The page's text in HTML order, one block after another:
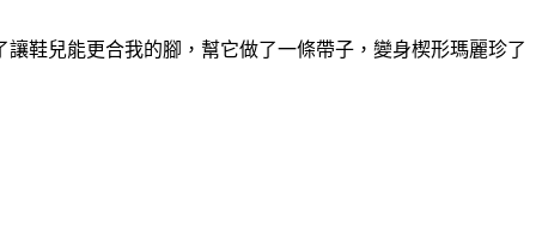
鞋兒能更合我的腳，幫它做了一條帶子，變身楔形瑪麗珍了